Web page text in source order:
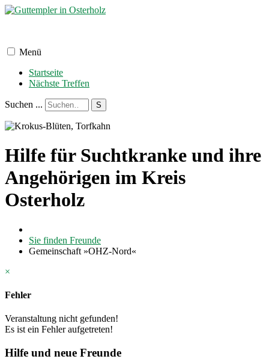
Menü
Startseite
Nächste Treffen
Suchen ... S
Hilfe für Suchtkranke und ihre
Angehörigen im Kreis
Osterholz
Sie finden Freunde
Gemeinschaft »OHZ-Nord«
×
Fehler
Veranstaltung nicht gefunden!
Es ist ein Fehler aufgetreten!
Hilfe und neue Freunde